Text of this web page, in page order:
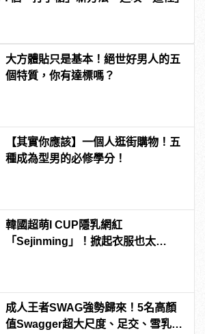
大方體貼只是基本！絕世好男人的五
個特質，你有達標嗎？
【其實你應該】一個人逛街購物！五
種成為型男的必修學分！
韓國超萌I CUP隱乳網紅
「Sejinming」！掀起衣服也太
成人王者SWAG強勢歸來！5名高顏
值Swagger超大尺度、足交、雪乳、